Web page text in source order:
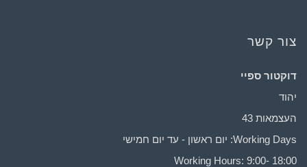
צור קשר
דוקטור ספיי
יהוד
העצמאות 43
Working Days: יום ראשון - עד יום חמישי
Working Hours: 9:00- 18:00